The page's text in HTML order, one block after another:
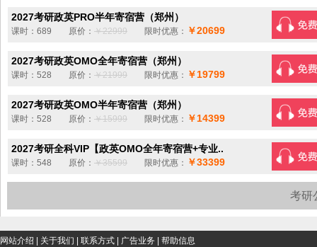
2027考研政英PRO半年寄宿营（郑州）
课时：689 原价： ￥22999 限时优惠： ￥20699
2027考研政英OMO全年寄宿营（郑州）
课时：528 原价： ￥21999 限时优惠： ￥19799
2027考研政英OMO半年寄宿营（郑州）
课时：528 原价： ￥15999 限时优惠： ￥14399
2027考研全科VIP【政英OMO全年寄宿营+专业..
课时：548 原价： ￥35599 限时优惠： ￥33399
考研
网站介绍 关于我们 联系方式 广告业务 帮助信息